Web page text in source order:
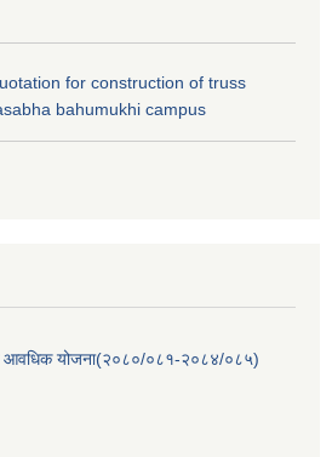
for construction of truss
bahumukhi campus
आवधिक योजना(२०८०/०८१-२०८४/०८५)